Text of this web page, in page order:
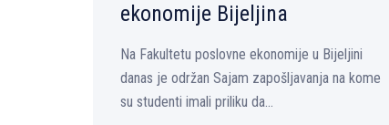
ekonomije Bijelјina
Na Fakultetu poslovne ekonomije u Bijelјini
danas je održan Sajam zapošlјavanja na kome
su studenti imali priliku da...